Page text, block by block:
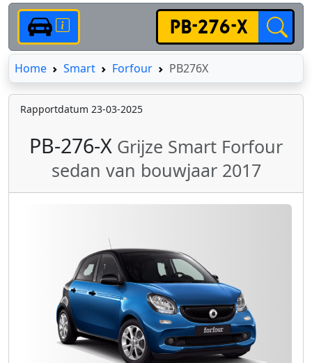
HomeHomeSmart Forfour PB276X
Rapportdatum 23-03-2025
PB-276-X Grijze Smart Forfour
sedan van bouwjaar 2017